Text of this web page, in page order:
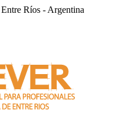
Ríos - Argentina